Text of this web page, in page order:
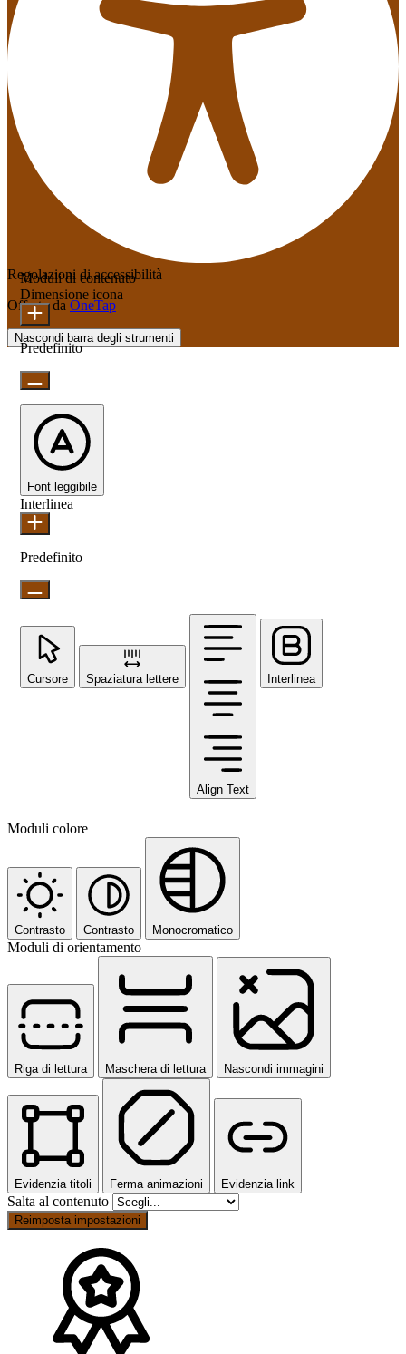
Regolazioni di accessibilità
Offerto da OneTap
Nascondi barra degli strumenti
Moduli di contenuto
Dimensione icona
Predefinito
Font leggibile
Interlinea
Predefinito
Cursore Spaziatura lettere
Align Text
Interlinea
Moduli colore
Contrasto Contrasto Monocromatico
Moduli di orientamento
Riga di lettura Maschera di lettura Nascondi immagini
Evidenzia titoli Ferma animazioni Evidenzia link
Salta al contenuto
Reimposta impostazioni